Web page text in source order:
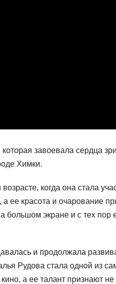
которая завоевала сердца
Химки.
когда она стала
ее красота и очарование
большом экране и с тех пор
и продолжала
Рудова стала одной из
а ее талант признают не